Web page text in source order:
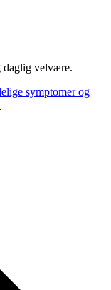
daglig velvære.
symptomer og